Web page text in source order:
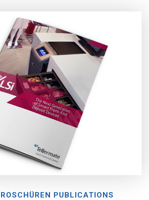
PUBLICATIONS